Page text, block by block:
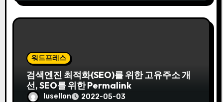
워드프레스
검색엔진 최적화(SEO)를 위한 고유주소 개
선, SEO를 위한 Permalink
lusellon 2022-05-03